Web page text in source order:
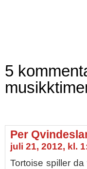
5
Per
juli 21, 2012, kl.
Tortoise spiller